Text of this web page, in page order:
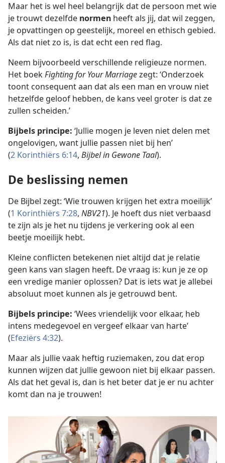
Maar het is wel heel belangrijk dat de persoon met wie
je trouwt dezelfde normen heeft als jij, dat wil zeggen,
je opvattingen op geestelijk, moreel en ethisch gebied.
Als dat niet zo is, is dat echt een red flag.
Neem bijvoorbeeld verschillende religieuze normen.
Het boekFighting for Your Marriagezegt: ‘Onderzoek
toont consequent aan dat als een man en vrouw niet
hetzelfde geloof hebben, de kans veel groter is dat ze
zullen scheiden.’
Bijbels principe: ‘Jullie mogen je leven niet delen met
ongelovigen, want jullie passen niet bij hen’
(2 Korinthiërs 6:14, Bijbel in Gewone Taal).
De beslissing nemen
De Bijbel zegt: ‘Wie trouwen krijgen het extra moeilijk’
(1 Korinthiërs 7:28, NBV21). Je hoeft dus niet verbaasd
te zijn als je het nu tijdens je verkering ook al een
beetje moeilijk hebt.
Kleine conflicten betekenen niet altijd dat je relatie
geen kans van slagen heeft. De vraag is: kun je ze op
een vredige manier oplossen? Dat is iets wat je allebei
absoluut moet kunnen als je getrouwd bent.
Bijbels principe: ‘Wees vriendelijk voor elkaar, heb
intens medegevoel en vergeef elkaar van harte’
(Efeziërs 4:32).
Maar als jullie vaak heftig ruziemaken, zou dat erop
kunnen wijzen dat jullie gewoon niet bij elkaar passen.
Als dat het geval is, dan is het beter dat je er nu achter
komt dan na je trouwen!